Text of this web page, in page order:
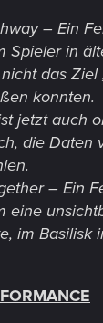
– Ein
Spieler in
das Ziel
konnten.
jetzt auch
die Daten
– Ein
eine
im Basilisk